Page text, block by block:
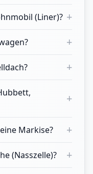
(Liner)? +
+
+
+
Markise? +
(Nasszelle)? +